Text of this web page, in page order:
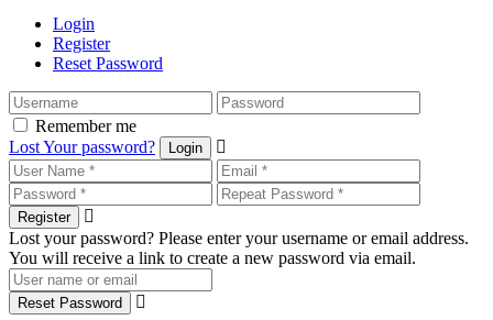
Login
Register
Reset Password
Remember me
Lost Your password?
Login
Register
Lost your password? Please enter your username or email address.
You will receive a link to create a new password via email.
Reset Password